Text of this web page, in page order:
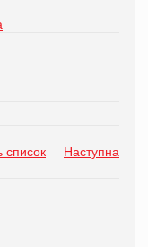
список Наступна